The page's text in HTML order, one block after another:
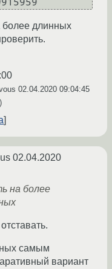
более длинных
02.04.2020 09:04:45
)
02.04.2020
на более
самым
вариант